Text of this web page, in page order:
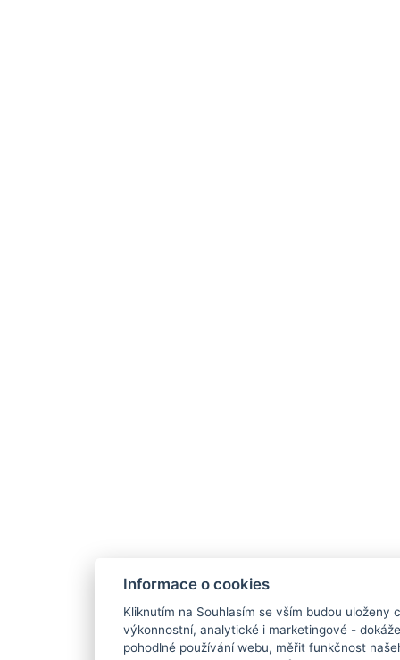
Informace o cookies
Kliknutím na Souhlasím se vším budou uloženy
výkonnostní, analytické i marketingové -
pohodlné používání webu, měřit funkčnost